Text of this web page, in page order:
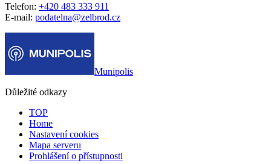
Telefon: +420 483 333 911
E-mail: podatelna@zelbrod.cz
Munipolis
Důležité odkazy
TOP
Home
Nastavení cookies
Mapa serveru
Prohlášení o přístupnosti